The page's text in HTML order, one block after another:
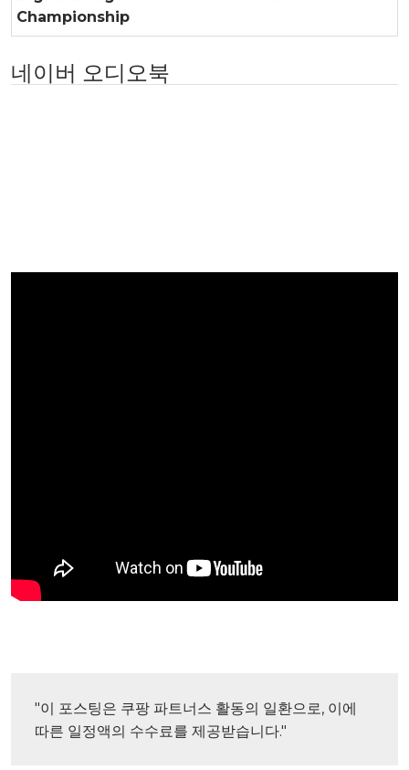
Championship
네이버 오디오북
"이 포스팅은 쿠팡 파트너스 활동의 일환으로, 이에
따른 일정액의 수수료를 제공받습니다."